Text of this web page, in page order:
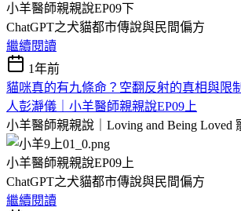
小羊醫師親親說EP09下
ChatGPT之犬貓都市傳說與民間偏方
繼續閱讀
1年前
貓咪真的有九條命？空翻反射的真相與限
人彭瀞儀｜小羊醫師親親說EP09上
小羊醫師親親說｜Loving and Being Loved
小羊醫師親親說EP09上
ChatGPT之犬貓都市傳說與民間偏方
繼續閱讀